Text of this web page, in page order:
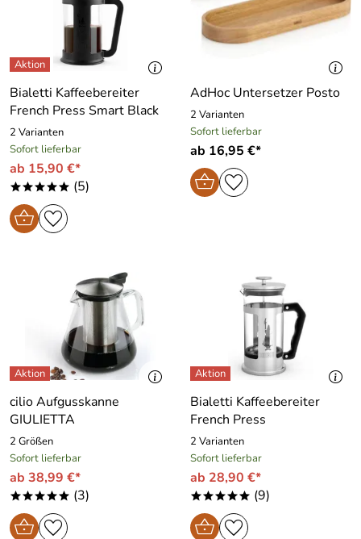
Bialetti Kaffeebereiter
French Press Smart Black
2 Varianten
Sofort lieferbar
ab 15,90 €*
***** (5)
AdHoc Untersetzer Posto
2 Varianten
Sofort lieferbar
ab 16,95 €*
cilio Aufgusskanne
GIULIETTA
2 Größen
Sofort lieferbar
ab 38,99 €*
***** (3)
Bialetti Kaffeebereiter
French Press
2 Varianten
Sofort lieferbar
ab 28,90 €*
***** (9)